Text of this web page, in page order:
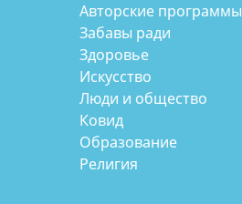
Авторские программы
Забавы ради
Здоровье
Искусство
Люди и общество
Ковид
Образование
Религия